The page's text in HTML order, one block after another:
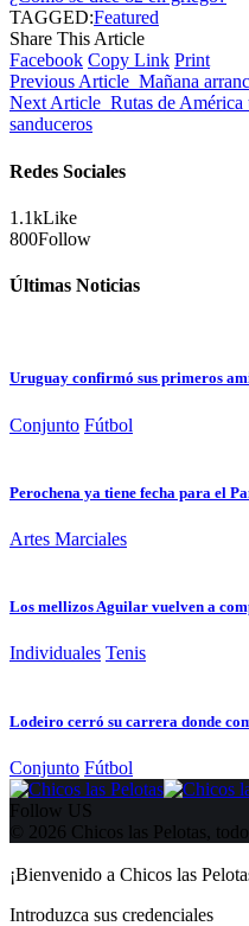
TAGGED:Featured
Share This Article
Facebook Copy Link Print
Previous Article Mañana
Next Article Rutas de
sanduceros
Redes Sociales
1.1kLike
800Follow
Últimas Noticias
Uruguay confirmó sus primeros
Conjunto Fútbol
Perochena ya tiene fecha para el
Artes Marciales
Los mellizos Aguilar vuelven a
Individuales Tenis
Lodeiro cerró su carrera donde
Conjunto Fútbol
Follow US
© 2026 Chicos las Pelotas,
¡Bienvenido a Chicos las
Introduzca sus credenciales